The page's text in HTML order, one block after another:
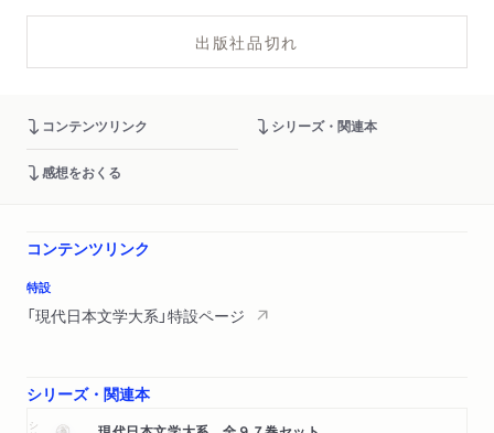
出版社品切れ
コンテンツリンク シリーズ・関連本
感想をおくる
コンテンツリンク
特設
「現代日本文学大系」特設ページ
シリーズ・関連本